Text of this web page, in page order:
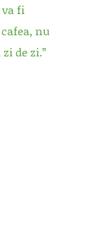
fi
nu
de zi.”